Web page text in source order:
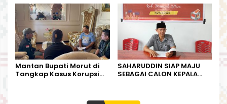
Mantan Bupati Morut di
Tangkap Kasus Korupsi
SAHARUDDIN SIAP MAJU
SEBAGAI CALON KEPALA